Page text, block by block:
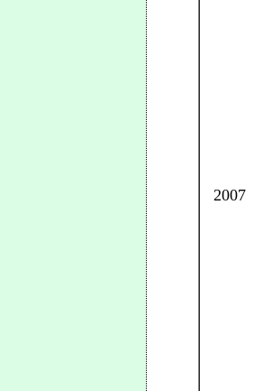
2007